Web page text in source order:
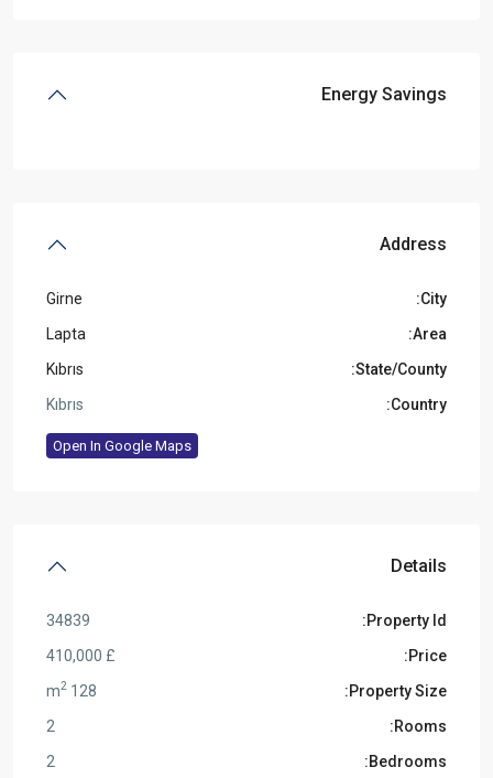
Energy Savings
Address
City:
Girne
Area:
Lapta
State/County:
Kıbrıs
Country:
Kıbrıs
Open In Google Maps
Details
Property Id:
34839
Price:
£ 410,000
Property Size:
128 m
2
Rooms:
2
Bedrooms:
2